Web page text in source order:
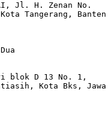
RI, Jl. H. Zenan No.
Tangerang, Banten
blok D 13 No. 1,
Kota Bks, Jawa